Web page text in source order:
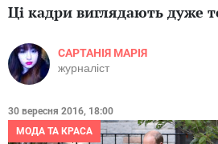
Ці кадри виглядають дуже
САРТАНІЯ МАРІЯ
журналіст
30 вересня 2016, 18:00
МОДА ТА КРАСА